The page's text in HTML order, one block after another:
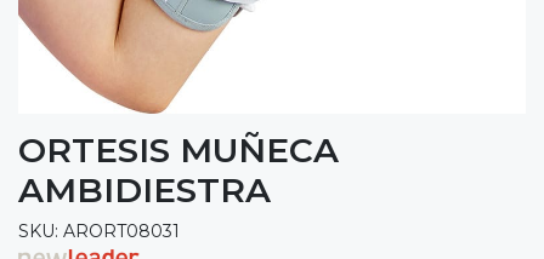
ORTESIS MUÑECA
AMBIDIESTRA
SKU: ARORT08031